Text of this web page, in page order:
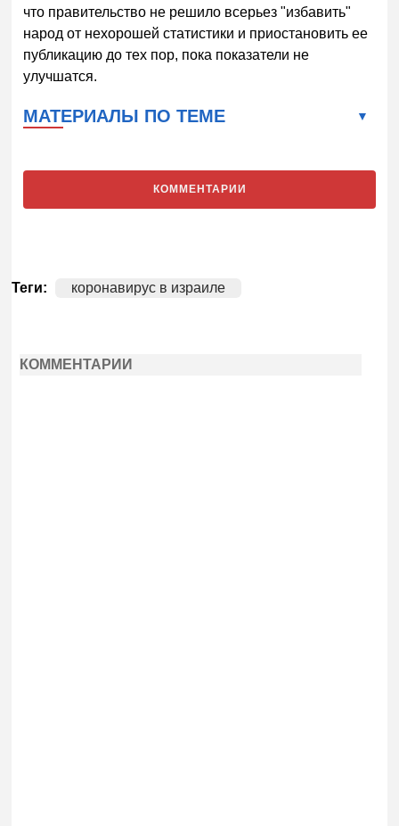
что правительство не решило всерьез "избавить"
народ от нехорошей статистики и приостановить ее
публикацию до тех пор, пока показатели не
улучшатся.
МАТЕРИАЛЫ ПО ТЕМЕ
КОММЕНТАРИИ
Теги: коронавирус в израиле
КОММЕНТАРИИ